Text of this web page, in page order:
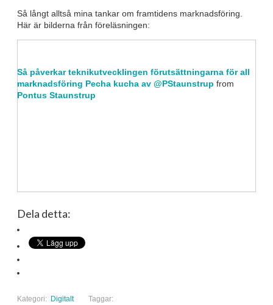
Så långt alltså mina tankar om framtidens marknadsföring.
Här är bilderna från föreläsningen:
Så påverkar teknikutvecklingen förutsättningarna för all
marknadsföring Pecha kucha av @PStaunstrup from
Pontus Staunstrup
Dela detta:
Kategori: Digitalt
Taggar: